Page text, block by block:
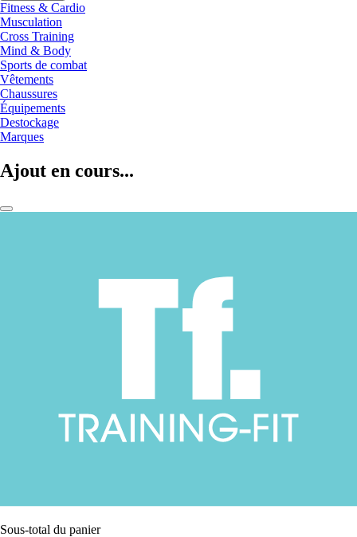
Fitness & Cardio
Musculation
Cross Training
Mind & Body
Sports de combat
Vêtements
Chaussures
Équipements
Destockage
Marques
Ajout en cours...
Sous-total du panier